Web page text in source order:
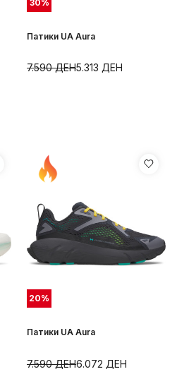
30%
Патики UA Aura
5.313 ДЕН
7.590ДЕН
20%
Патики UA Aura
6.072 ДЕН
7.590ДЕН